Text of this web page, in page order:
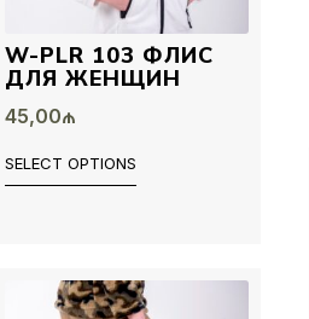
W-PLR 103 ФЛИС
ДЛЯ ЖЕНЩИН
45,00₼
SELECT OPTIONS